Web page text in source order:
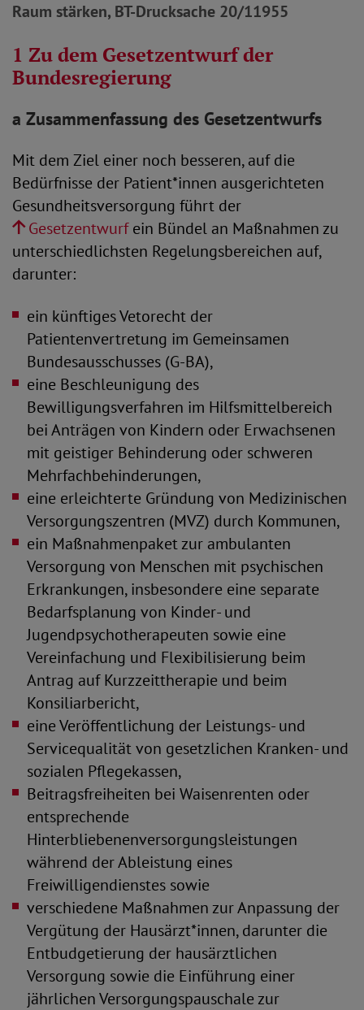
Raum stärken, BT-Drucksache 20/11955
1 Zu dem Gesetzentwurf der
Bundesregierung
a Zusammenfassung des Gesetzentwurfs
Mit dem Ziel einer noch besseren, auf die
Bedürfnisse der Patient*innen ausgerichteten
Gesundheitsversorgung führt der
Gesetzentwurfein Bündel an Maßnahmen zu
unterschiedlichsten Regelungsbereichen auf,
darunter:
ein künftiges Vetorecht der
Patientenvertretung im Gemeinsamen
Bundesausschusses (G-BA),
eine Beschleunigung des
Bewilligungsverfahren im Hilfsmittelbereich
bei Anträgen von Kindern oder Erwachsenen
mit geistiger Behinderung oder schweren
Mehrfachbehinderungen,
eine erleichterte Gründung von Medizinischen
Versorgungszentren (MVZ) durch Kommunen,
ein Maßnahmenpaket zur ambulanten
Versorgung von Menschen mit psychischen
Erkrankungen, insbesondere eine separate
Bedarfsplanung von Kinder- und
Jugendpsychotherapeuten sowie eine
Vereinfachung und Flexibilisierung beim
Antrag auf Kurzzeittherapie und beim
Konsiliarbericht,
eine Veröffentlichung der Leistungs- und
Servicequalität von gesetzlichen Kranken- und
sozialen Pflegekassen,
Beitragsfreiheiten bei Waisenrenten oder
entsprechende
Hinterbliebenenversorgungsleistungen
während der Ableistung eines
Freiwilligendienstes sowie
verschiedene Maßnahmen zur Anpassung der
Vergütung der Hausärzt*innen, darunter die
Entbudgetierung der hausärztlichen
Versorgung sowie die Einführung einer
jährlichen Versorgungspauschale zur